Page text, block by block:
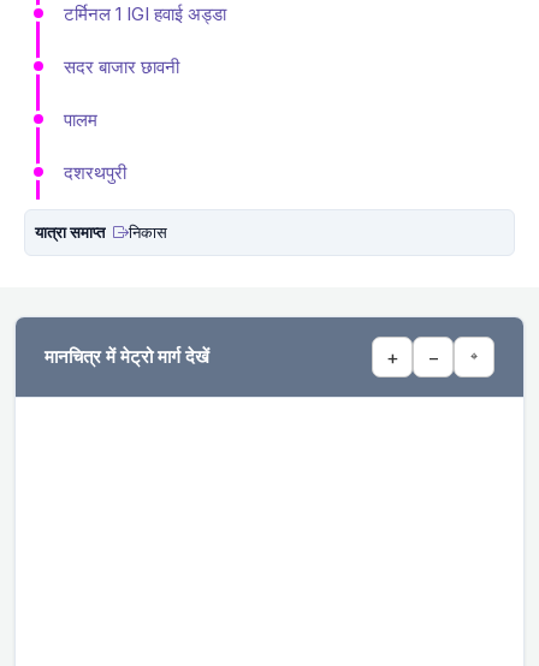
टर्मिनल 1 IGI हवाई अड्डा
सदर बाजार छावनी
पालम
दशरथपुरी
यात्रा समाप्त निकास
मानचित्र में मेट्रो मार्ग देखें + − ⌖